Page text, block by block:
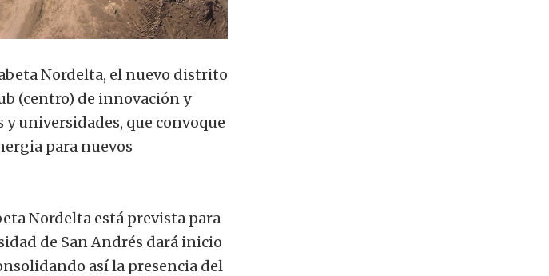
Nordelta, el nuevo distrito
(centro) de innovación y
universidades, que convoque
para nuevos
Nordelta está prevista para
de San Andrés dará inicio
así la presencia del